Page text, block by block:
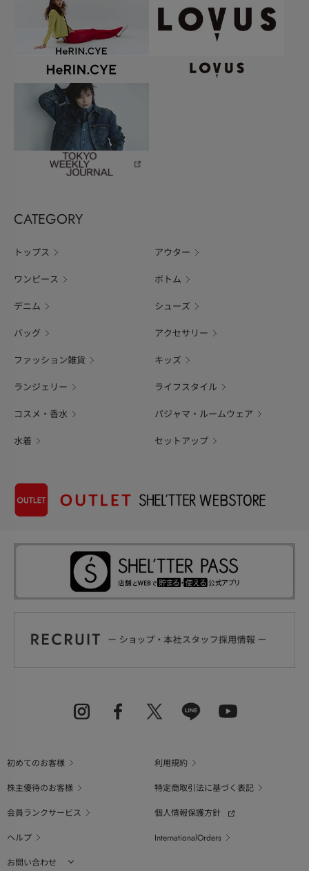
CATEGORY
トップス アウター
ワンピース ボトム
デニム シューズ
バッグ アクセサリー
ファッション雑貨 キッズ
ランジェリー ライフスタイル
コスメ・香水 パジャマ・ルームウェア
水着 セットアップ
初めてのお客様
利用規約
株主優待のお客様
特定商取引法に基づく表記
会員ランクサービス
個人情報保護方針
ヘルプ
InternationalOrders
お問い合わせ